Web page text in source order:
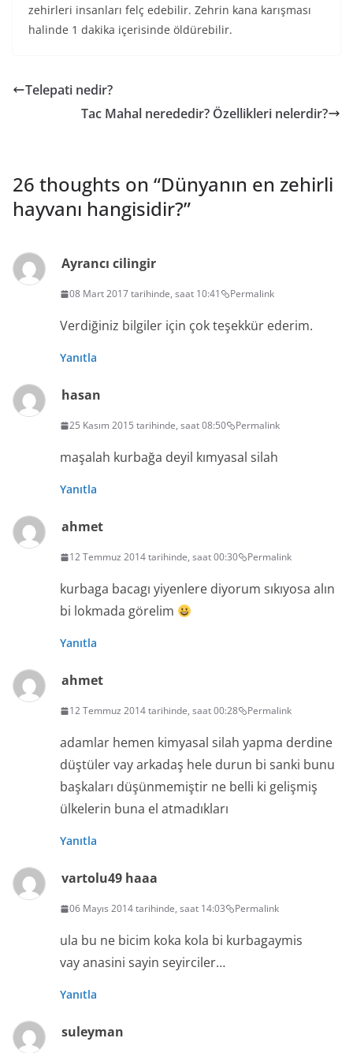
zehirleri insanları felç edebilir. Zehrin kana karışması
halinde 1 dakika içerisinde öldürebilir.
Telepati nedir?
Tac Mahal nerededir? Özellikleri nelerdir?
26 thoughts on “Dünyanın en zehirli
hayvanı hangisidir?”
Ayrancı cilingir
08 Mart 2017 tarihinde, saat 10:41 Permalink
Verdiğiniz bilgiler için çok teşekkür ederim.
Yanıtla
hasan
25 Kasım 2015 tarihinde, saat 08:50 Permalink
maşalah kurbağa deyil kımyasal silah
Yanıtla
ahmet
12 Temmuz 2014 tarihinde, saat 00:30 Permalink
kurbaga bacagı yiyenlere diyorum sıkıyosa alın
bi lokmada görelim
Yanıtla
ahmet
12 Temmuz 2014 tarihinde, saat 00:28 Permalink
adamlar hemen kimyasal silah yapma derdine
düştüler vay arkadaş hele durun bi sanki bunu
başkaları düşünmemiştir ne belli ki gelişmiş
ülkelerin buna el atmadıkları
Yanıtla
vartolu49 haaa
06 Mayıs 2014 tarihinde, saat 14:03 Permalink
ula bu ne bicim koka kola bi kurbagaymis
vay anasini sayin seyirciler…
Yanıtla
suleyman